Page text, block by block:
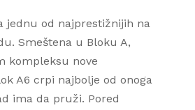
jednu od najprestižnijih na
Smeštena u Bloku A,
kompleksu nove
A6 crpi najbolje od onoga
ima da pruži. Pored